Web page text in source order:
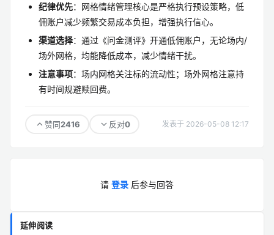
纪律优先：网格情绪管理核心是严格执行预设策略，低
佣账户减少频繁交易成本负担，增强执行信心。
渠道选择：通过《问金测评》开通低佣账户，无论场内/
场外网格，均能降低成本，减少情绪干扰。
注意事项：场内网格关注标的流动性；场外网格注意持
有时间规避赎回费。
赞同2416 反对0 发表于 2026-05-08 12:17
请 登录 后参与回答
延伸阅读